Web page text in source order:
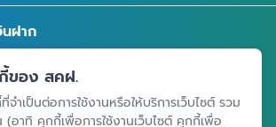
ฝาก
ท วัน บิสซิเนสคอมเพล็กซ์ ชั้น 25 - 27 เลขที่ 349
วงจอมพล เขตจตุจักร กรุงเทพฯ 10900
ของ สคฝ.
ำเป็นต่อการใช้งานหรือให้บริการเว็บไซต์ รวม
อาทิ คุกกี้เพื่อการใช้งานเว็บไซต์ คุกกี้เพื่อ